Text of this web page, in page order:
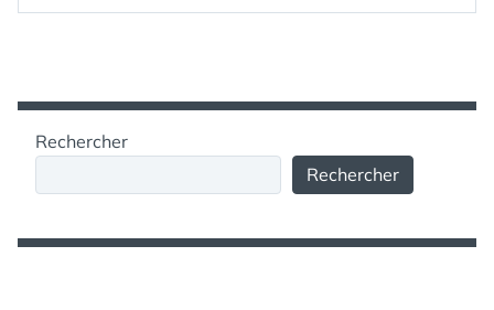
VOUS
VOIR
NUE
SA
SCIFI,
DÉCOUVREZ
DES
ANNA
Rechercher
Rechercher